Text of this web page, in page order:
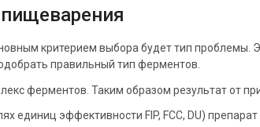
критерием выбора будет тип проблемы.
правильный тип ферментов.
ферментов. Таким образом результат от
единиц эффективности FIP, FCC, DU)